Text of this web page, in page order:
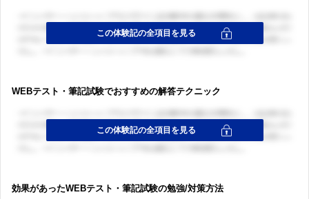
WEBテスト・筆記試験でおすすめの解答テクニック
効果があったWEBテスト・筆記試験の勉強/対策方法